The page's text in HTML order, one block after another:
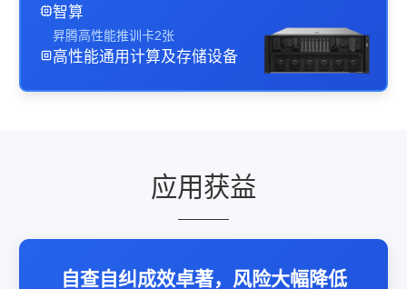
智算
昇腾高性能推训卡2张
高性能通用计算及存储设备
应用获益
自查自纠成效卓著，风险大幅降低